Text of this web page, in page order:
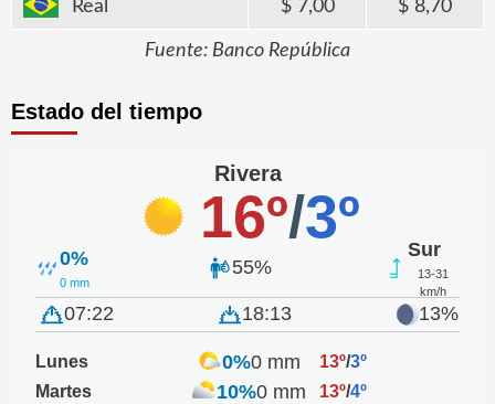
Real 7,00 8,70
Fuente: Banco República
Estado del tiempo
Rivera
16º/3º
0%
0 mm
55%
Sur
13-31
km/h
07:22 18:13 13%
Lunes 0%0 mm 13º/3º
Martes
10%0 mm 13º/4º